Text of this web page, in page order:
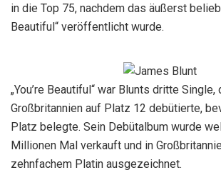
in die Top 75, nachdem das äußerst
Beautiful“ veröffentlicht wurde.
„You’re Beautiful“ war Blunts dritte Single,
Großbritannien auf Platz 12 debütierte,
Platz belegte. Sein Debütalbum wurde
Millionen Mal verkauft und in
zehnfachem Platin ausgezeichnet.